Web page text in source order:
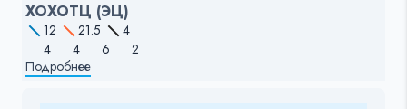
ХОХОТЦ (ЭЦ)
12 21.5
4
4
4 6
2
Подробнее